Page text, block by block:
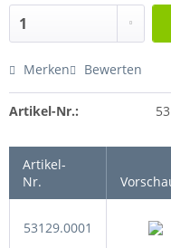
Merken Bewerten
Artikel-Nr.:
Artikel-
Nr.
53129.0001